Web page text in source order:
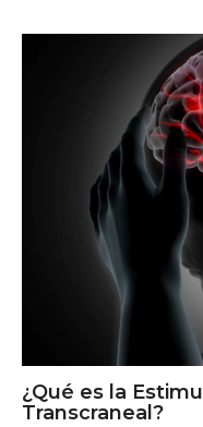
¿Qué es la
Transcraneal?